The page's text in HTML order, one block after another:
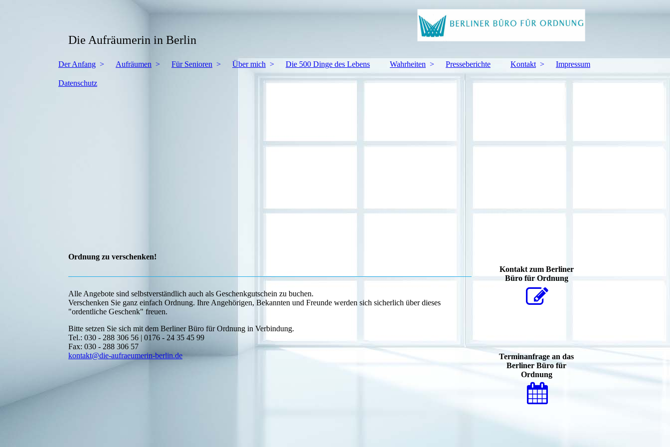
Die Aufräumerin in Berlin
Der Anfang Aufräumen Für Senioren Über mich Die 500 Dinge des Lebens Wahrheiten Presseberichte Kontakt Impressum
Datenschutz
Ordnung zu verschenken!
Alle Angebote sind selbstverständlich auch als Geschenkgutschein zu buchen.
Verschenken Sie ganz einfach Ordnung. Ihre Angehörigen, Bekannten und Freunde werden sich sicherlich über dieses
"ordentliche Geschenk" freuen.
Bitte setzen Sie sich mit dem Berliner Büro für Ordnung in Verbindung.
Tel.: 030 - 288 306 56 | 0176 - 24 35 45 99
Fax: 030 - 288 306 57
kontakt@die-aufraeumerin-berlin.de
Kontakt zum Berliner
Büro für Ordnung
Terminanfrage an das
Berliner Büro für
Ordnung